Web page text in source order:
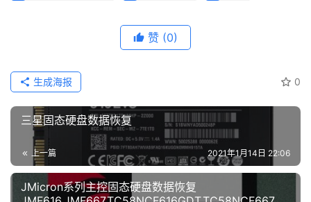
赞 (0)
0
生成海报
三星固态硬盘数据恢复
上一篇 2021年1月14日 22:06
JMicron系列主控固态硬盘数据恢复